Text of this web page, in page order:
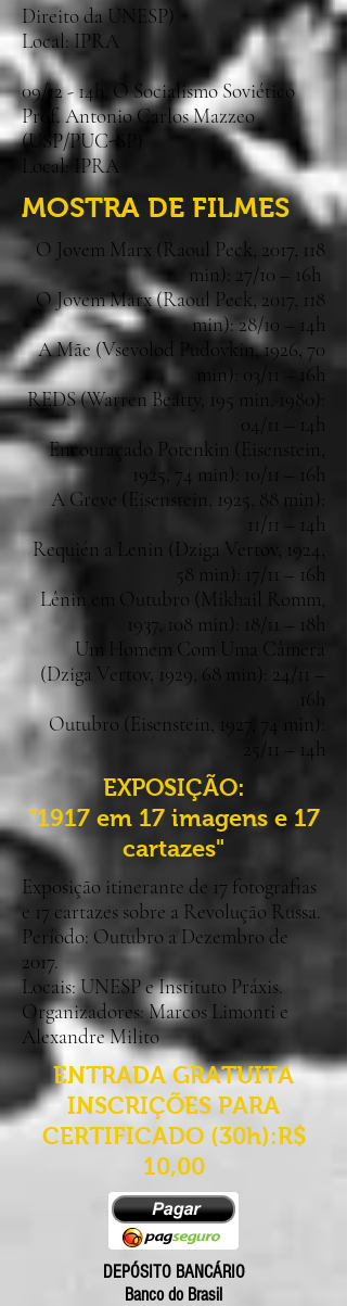
Direito da UNESP)
Local: IPRA
09/12 - 14h: O Socialismo Soviético
Prof. Antonio Carlos Mazzeo
(USP/PUC-SP)
Local: IPRA
MOSTRA DE FILMES
O Jovem Marx (Raoul Peck, 2017, 118
min): 27/10 – 16h
O Jovem Marx (Raoul Peck, 2017, 118
min): 28/10 – 14h
A Mãe (Vsevolod Pudovkin, 1926, 70
min): 03/11 – 16h
REDS (Warren Beatty, 195 min, 1980):
04/11 – 14h
Encouraçado Potenkin (Eisenstein,
1925, 74 min): 10/11 – 16h
A Greve (Eisenstein, 1925, 88 min):
11/11 – 14h
Requién a Lenin (Dziga Vertov, 1924,
58 min): 17/11 – 16h
Lênin em Outubro (Mikhail Romm,
1937, 108 min): 18/11 – 18h
Um Homem Com Uma Câmera
(Dziga Vertov, 1929, 68 min): 24/11 –
16h
Outubro (Eisenstein, 1927, 74 min):
25/11 – 14h
EXPOSIÇÃO:
"1917 em 17 imagens e 17
cartazes"
Exposição itinerante de 17 fotografias
e 17 cartazes sobre a Revolução Russa.
Período: Outubro a Dezembro de
2017.
Locais: UNESP e Instituto Práxis.
Organizadores: Marcos Limonti e
Alexandre Milito
ENTRADA GRATUITA
INSCRIÇÕES PARA
CERTIFICADO (30h):R$
10,00
DEPÓSITO BANCÁRIO
Banco do Brasil